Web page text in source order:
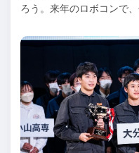
ろう。来年のロボコンで